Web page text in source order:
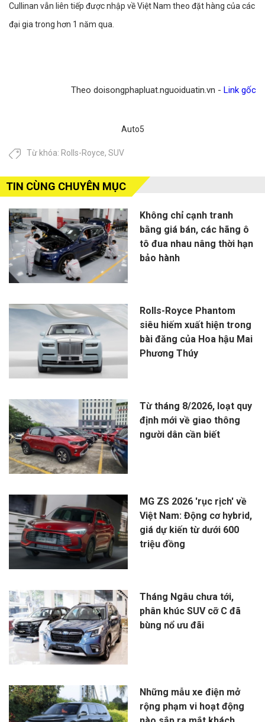
Cullinan vẫn liên tiếp được nhập về Việt Nam theo đặt hàng của các
đại gia trong hơn 1 năm qua.
Theo doisongphapluat.nguoiduatin.vn - Link gốc
Auto5
Từ khóa: Rolls-Royce, SUV
TIN CÙNG CHUYÊN MỤC
Không chỉ cạnh tranh
bằng giá bán, các hãng ô
tô đua nhau nâng thời hạn
bảo hành
Rolls-Royce Phantom
siêu hiếm xuất hiện trong
bài đăng của Hoa hậu Mai
Phương Thúy
Từ tháng 8/2026, loạt quy
định mới về giao thông
người dân cần biết
MG ZS 2026 'rục rịch' về
Việt Nam: Động cơ hybrid,
giá dự kiến từ dưới 600
triệu đồng
Tháng Ngâu chưa tới,
phân khúc SUV cỡ C đã
bùng nổ ưu đãi
Những mẫu xe điện mở
rộng phạm vi hoạt động